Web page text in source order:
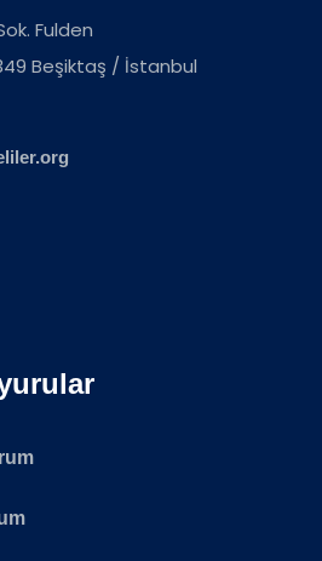
Fulden
Beşiktaş / İstanbul